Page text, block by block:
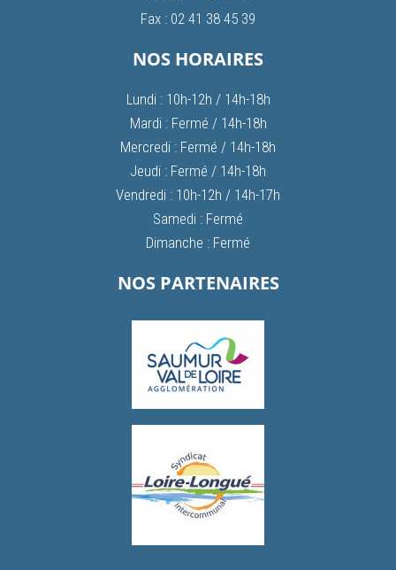
Fax : 02 41 38 45 39
NOS HORAIRES
Lundi : 10h-12h / 14h-18h
Mardi : Fermé / 14h-18h
Mercredi : Fermé / 14h-18h
Jeudi : Fermé / 14h-18h
Vendredi : 10h-12h / 14h-17h
Samedi : Fermé
Dimanche : Fermé
NOS PARTENAIRES